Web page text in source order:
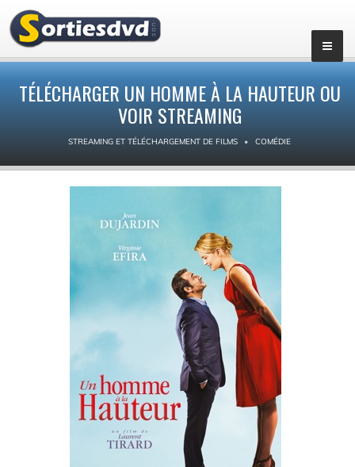
TÉLÉCHARGER UN HOMME À LA HAUTEUR OU
VOIR STREAMING
STREAMING ET TÉLÉCHARGEMENT DE FILMS COMÉDIE